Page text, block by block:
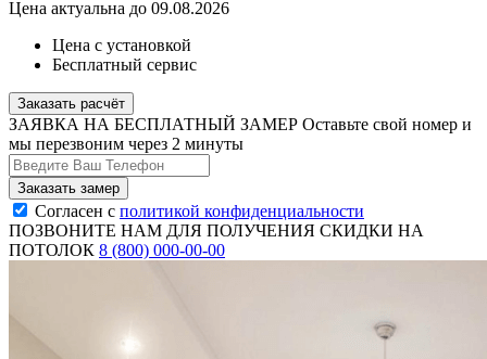
Цена актуальна до 09.08.2026
Цена с установкой
Бесплатный сервис
Заказать расчёт
ЗАЯВКА НА БЕСПЛАТНЫЙ ЗАМЕР Оставьте свой номер и
мы перезвоним через 2 минуты
Согласен с политикой конфиденциальности
ПОЗВОНИТЕ НАМ ДЛЯ ПОЛУЧЕНИЯ СКИДКИ НА
ПОТОЛОК 8 (800) 000-00-00